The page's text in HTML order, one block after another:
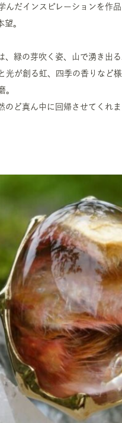
んだインスピレーションを作
。
、緑の芽吹く姿、山で湧き出
光が創る虹、四季の香りなど
。
のど真ん中に回帰させてくれま